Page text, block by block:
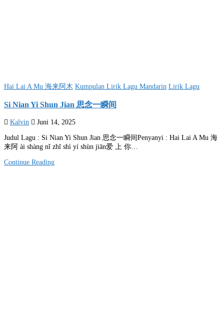
Posted
Hai Lai A Mu 海来阿木 Kumpulan Lirik Lagu Mandarin Lirik Lagu
Si Nian Yi Shun Jian 思念一瞬间
Kalvin Juni 14, 2025
Judul Lagu : Si Nian Yi Shun Jian 思念一瞬间Penyanyi : Hai Lai A Mu 海
来阿 ài shàng nǐ zhǐ shì yí shùn jiān爱 上 你…
Continue Reading